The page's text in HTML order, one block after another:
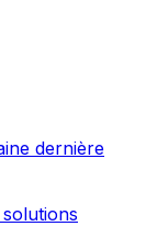
dernière